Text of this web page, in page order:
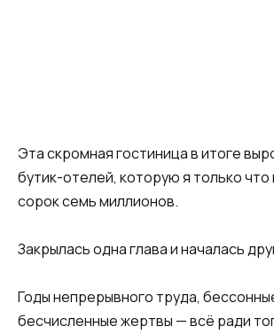
Эта скромная гостиница в итоге
бутик-отелей, которую я только что
сорок семь миллионов.
Закрылась одна глава и началась
Годы непрерывного труда,
бесчисленные жертвы — всё ради